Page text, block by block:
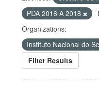
PDA 2016 A 2018
Organizations:
Instituto Nacional do
Filter Results